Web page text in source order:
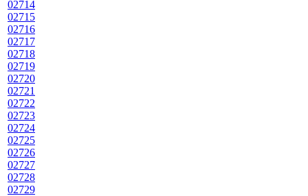
02714
02715
02716
02717
02718
02719
02720
02721
02722
02723
02724
02725
02726
02727
02728
02729